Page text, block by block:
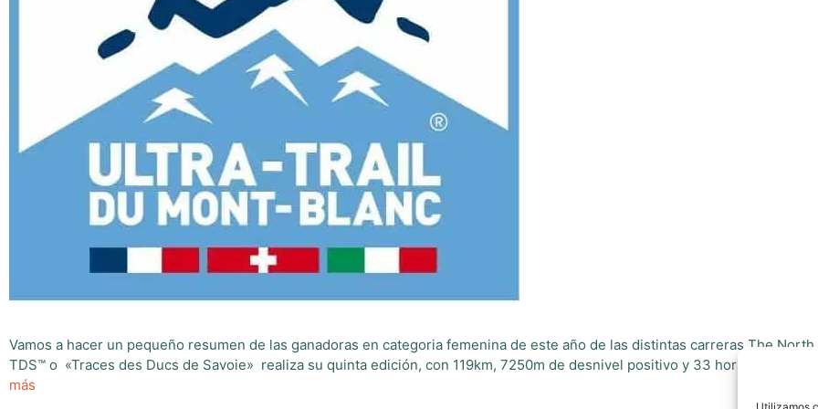
Vamos a hacer un pequeño resumen de las ganadoras en categoria femenina de este año de las distintas carreras The
TDS™ o «Traces des Ducs de Savoie» realiza su quinta edición, con 119km, 7250m de desnivel positivo y 33 horas para
más